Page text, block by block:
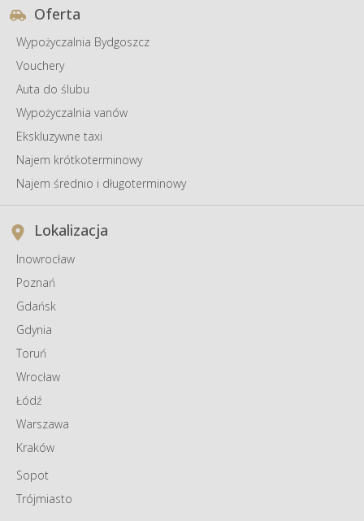
Oferta
Wypożyczalnia Bydgoszcz
Vouchery
Auta do ślubu
Wypożyczalnia vanów
Ekskluzywne taxi
Najem krótkoterminowy
Najem średnio i długoterminowy
Lokalizacja
Inowrocław
Poznań
Gdańsk
Gdynia
Toruń
Wrocław
Łódź
Warszawa
Kraków
Sopot
Trójmiasto